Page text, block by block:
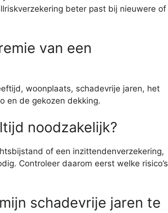
beter past bij nieuwere of
van een
woonplaats, schadevrije jaren, het
en de gekozen dekking.
noodzakelijk?
of een inzittendenverzekering,
Controleer daarom eerst welke risico’s
schadevrije jaren te